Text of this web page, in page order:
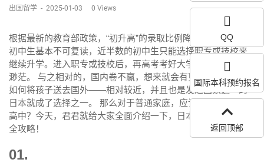
出国留学 - 2025-01-03 0 Views
根据最新的教育部政策，“初升高”的录取比例降为50%，再加上
初中生基本不可复读，近半数的初中生只能选择职专或技校来
继续升学。进入职专或技校后，再高考考好大学的机会就会很
渺茫。 与之相对的，国内卷不赢，想来就会有更多的家长考虑
如何将孩子送去国外——相对较近，并且也是发达国家之一的
日本就成了选择之一。 那么对于普通家庭，应该如何选择日本
高中？今天，君君就给大家全面介绍一下，日本高中留学申请
全攻略！
01.
QQ
国际本科预约报名
返回顶部